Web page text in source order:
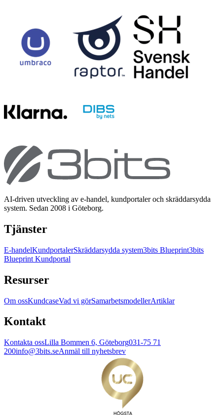
AI-driven utveckling av e-handel, kundportaler och skräddarsydda
system. Sedan 2008 i Göteborg.
Tjänster
E-handelKundportalerSkräddarsydda system3bits Blueprint3bits
Blueprint Kundportal
Resurser
Om ossKundcaseVad vi görSamarbetsmodellerArtiklar
Kontakt
Kontakta ossLilla Bommen 6, Göteborg031-75 71
200info@3bits.seAnmäl till nyhetsbrev